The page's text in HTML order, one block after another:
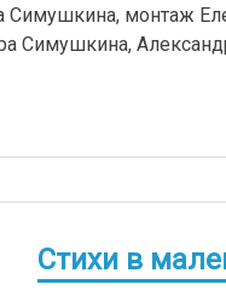
монтаж
Симушкина,
Стихи в